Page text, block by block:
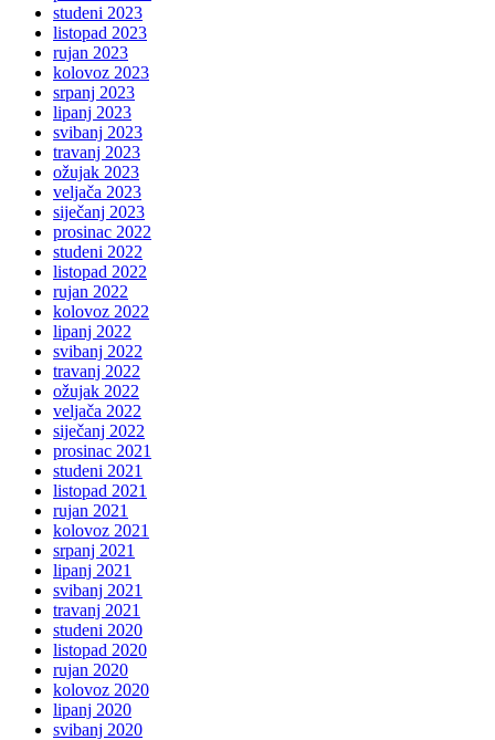
studeni 2023
listopad 2023
rujan 2023
kolovoz 2023
srpanj 2023
lipanj 2023
svibanj 2023
travanj 2023
ožujak 2023
veljača 2023
siječanj 2023
prosinac 2022
studeni 2022
listopad 2022
rujan 2022
kolovoz 2022
lipanj 2022
svibanj 2022
travanj 2022
ožujak 2022
veljača 2022
siječanj 2022
prosinac 2021
studeni 2021
listopad 2021
rujan 2021
kolovoz 2021
srpanj 2021
lipanj 2021
svibanj 2021
travanj 2021
studeni 2020
listopad 2020
rujan 2020
kolovoz 2020
lipanj 2020
svibanj 2020